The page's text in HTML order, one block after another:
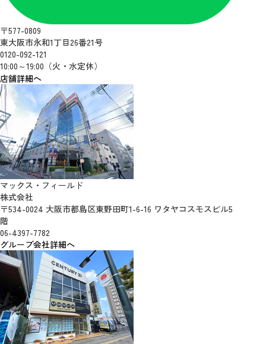
〒577-0809
東大阪市永和1丁目26番21号
0120-092-121
10:00～19:00（火・水定休）
店舗詳細へ
マックス・フィールド
株式会社
〒534-0024 大阪市都島区東野田町1-6-16 ワタヤコスモスビル5
階
06-4397-7782
グループ会社詳細へ